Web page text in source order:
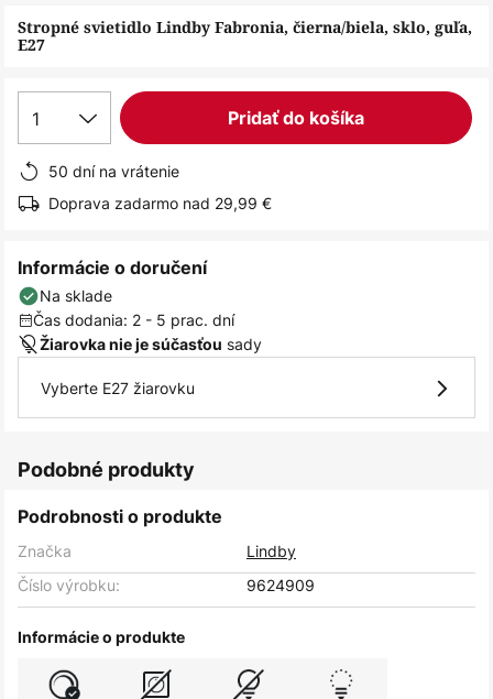
Stropné svietidlo Lindby Fabronia, čierna/biela, sklo, guľa,
E27
1 Pridať do košíka
50 dní na vrátenie
Doprava zadarmo nad 29,99 €
Informácie o doručení
Na sklade
Čas dodania: 2 - 5 prac. dní
Žiarovka nie je súčasťou sady
Vyberte E27 žiarovku
Podobné produkty
Podrobnosti o produkte
Značka
Lindby
Číslo výrobku:
9624909
Informácie o produkte